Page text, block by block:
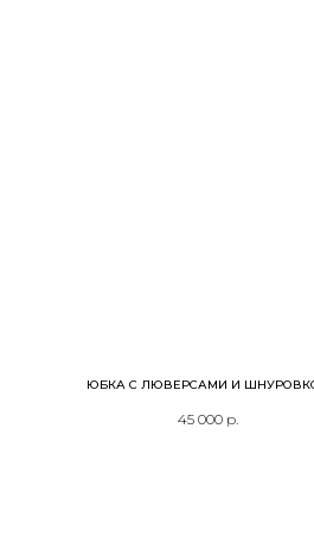
ЮБКА С ЛЮВЕРСАМИ И
45 000 р.